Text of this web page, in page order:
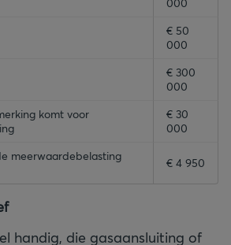
€ 50
000
€ 300
000
komt voor
€ 30
000
meerwaardebelasting
€ 4 950
handig, die gasaansluiting of